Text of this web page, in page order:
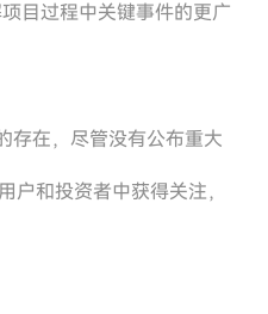
目过程中关键事件的更广
存在，尽管没有公布重大
户和投资者中获得关注，